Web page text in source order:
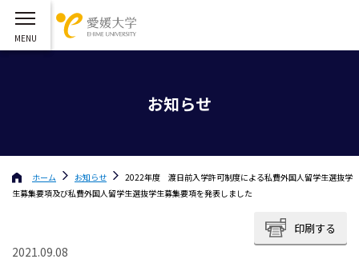
お知らせ
ホーム お知らせ
2022年度 渡日前入学許可制度による私費外国人留学生選抜学
生募集要項及び私費外国人留学生選抜学生募集要項を発表しました
印刷する
2021.09.08